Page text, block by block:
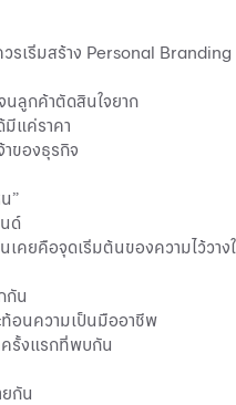
รเริ่มสร้าง Personal
นลูกค้าตัดสินใจยาก
มีแค่ราคา
ของธุรกิจ
”
ด์
เคยคือจุดเริ่มต้นของความไว้วาง
กัน
อนความเป็นมืออาชีพ
รั้งแรกที่พบกัน
กัน